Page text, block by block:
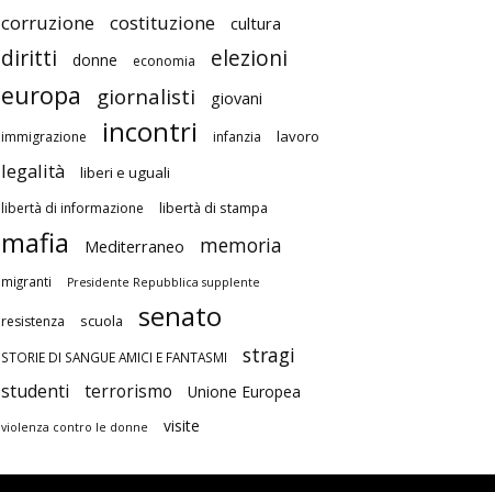
corruzione costituzione cultura
diritti donne economia elezioni
europa giornalisti giovani
immigrazione incontri infanzia lavoro
legalità liberi e uguali
libertà di informazione libertà di stampa
mafia Mediterraneo memoria
migranti Presidente Repubblica supplente
resistenza scuola senato
STORIE DI SANGUE AMICI E FANTASMI stragi
studenti terrorismo Unione Europea
violenza contro le donne visite